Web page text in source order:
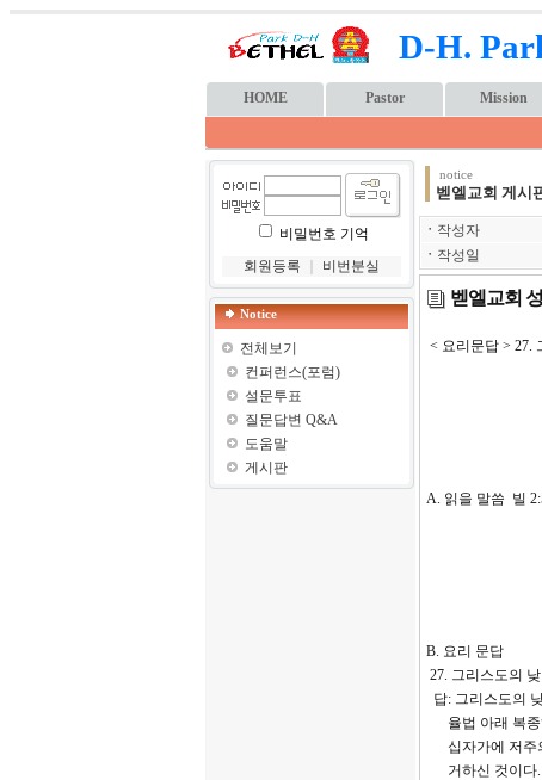
D-H.
HOME Pastor Mission
비밀번호 기억
회원등록
비번분실
Notice
전체보기
컨퍼런스(포럼)
설문투표
질문답변 Q&A
도움말
게시판
notice
벧엘교회 게시
ㆍ 작성자
ㆍ 작성일
벧엘교회
< 요리문답 > 27.
A. 읽을 말씀 빌
B. 요리 문답
27. 그리스도의
답: 그리스도의
율법 아래 복종
십자가에 저주
거하신 것이다.